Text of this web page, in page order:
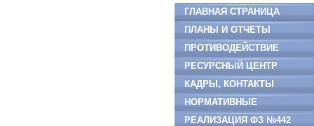
ГЛАВНАЯ СТРАНИЦА
ПЛАНЫ И ОТЧЕТЫ
ПРОТИВОДЕЙСТВИЕ
КОРРУПЦИИ
РЕСУРСНЫЙ ЦЕНТР
КАДРЫ, КОНТАКТЫ
НОРМАТИВНЫЕ
ДОКУМЕНТЫ
РЕАЛИЗАЦИЯ ФЗ №442